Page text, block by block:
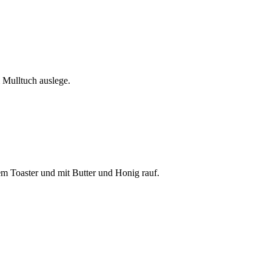
auslege.
Toaster und mit Butter und Honig rauf.